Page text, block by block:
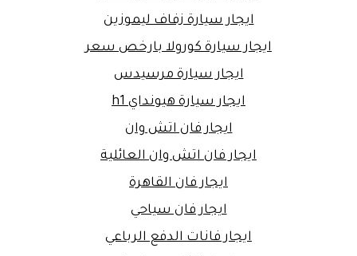
ايجار سيارة زفاف ليموزين
ايجار سيارة كورولا بارخص سعر
ايجار سيارة مرسيدس
ايجار سيارة هيونداي h1
ايجار فان اتش وان
ايجار فان اتش وان العائلية
ايجار فان القاهرة
ايجار فان سياحي
ايجار فانات الدفع الرباعي